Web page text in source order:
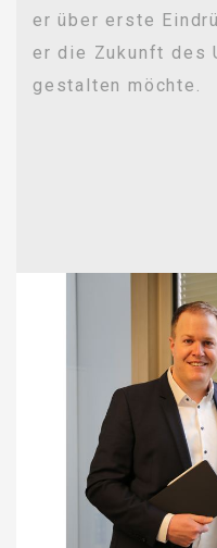
er über erste
er die Zukunft des
gestalten möchte.